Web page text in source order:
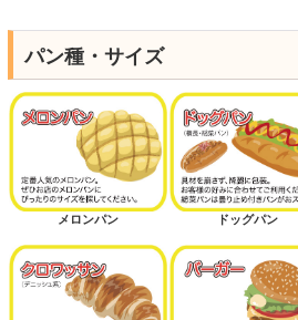
パン種・サイズ
メロンパン ドッグパン